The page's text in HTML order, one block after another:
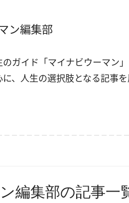
ン編集部
ガイド「マイナビウーマン
、人生の選択肢となる記事を
編集部の記事一